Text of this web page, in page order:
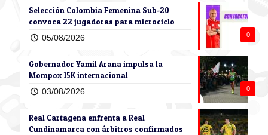
0
Selección Colombia Femenina Sub-20
convoca 22 jugadoras para microciclo
05/08/2026
0
Gobernador Yamil Arana impulsa la
Mompox 15K internacional
03/08/2026
Real Cartagena enfrenta a Real
Cundinamarca con árbitros confirmados